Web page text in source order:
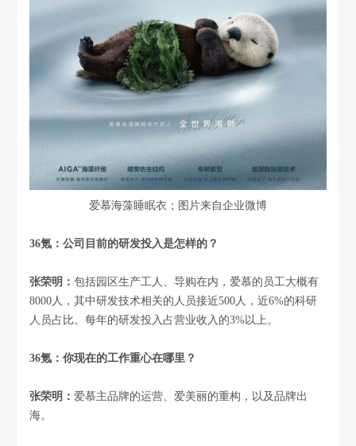
爱慕海藻睡眠衣；图片来自企业微博
36氪：公司目前的研发投入是怎样的？
张荣明：包括园区生产工人、导购在内，爱慕的员工大概有
8000人，其中研发技术相关的人员接近500人，近6%的科研
人员占比。每年的研发投入占营业收入的3%以上。
36氪：你现在的工作重心在哪里？
张荣明： 爱慕主品牌的运营、爱美丽的重构，以及品牌出
海。